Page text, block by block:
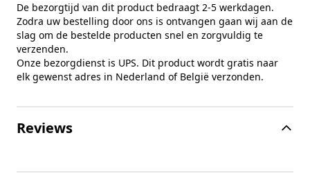
De bezorgtijd van dit product bedraagt 2-5 werkdagen.
Zodra uw bestelling door ons is ontvangen gaan wij aan de
slag om de bestelde producten snel en zorgvuldig te
verzenden.
Onze bezorgdienst is UPS. Dit product wordt gratis naar
elk gewenst adres in Nederland of België verzonden.
Reviews